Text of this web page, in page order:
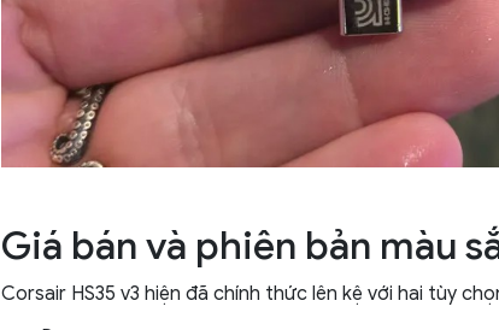
Giá bán và phiên bản màu
Corsair HS35 v3 hiện đã chính thức lên kệ với hai tùy